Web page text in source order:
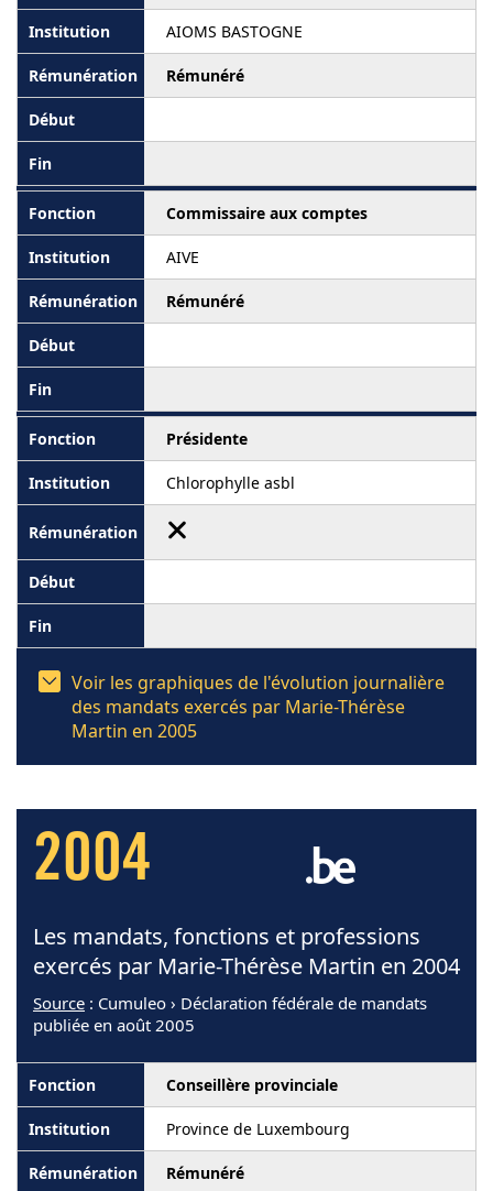
AIOMS BASTOGNE
Rémunéré
Commissaire aux comptes
AIVE
Rémunéré
Présidente
Chlorophylle asbl
Voir les graphiques de l'évolution journalière
des mandats exercés par Marie-Thérèse
Martin en 2005
2004
Les mandats, fonctions et professions
exercés par Marie-Thérèse Martin en 2004
Source : Cumuleo › Déclaration fédérale de mandats
publiée en août 2005
Conseillère provinciale
Province de Luxembourg
Rémunéré